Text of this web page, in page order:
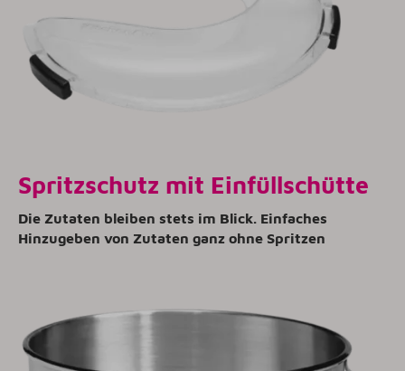
Spritzschutz mit Einfüllschütte
Die Zutaten bleiben stets im Blick. Einfaches
Hinzugeben von Zutaten ganz ohne Spritzen